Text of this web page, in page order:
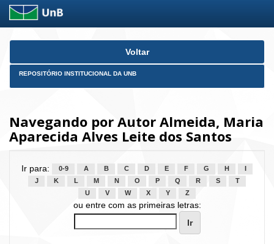
Skip
Voltar
REPOSITÓRIO INSTITUCIONAL DA UNB
Navegando por Autor Almeida, Maria
Aparecida Alves Leite dos Santos
Ir para: 0-9 A B C D E F G H
J
K L M N O P Q R S
T
U
V W X Y Z
ou entre com as primeiras letras: